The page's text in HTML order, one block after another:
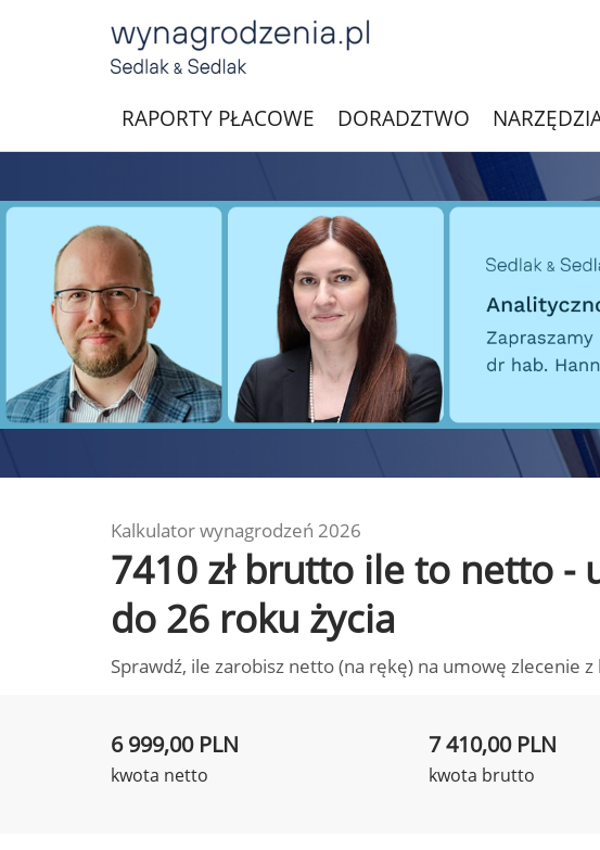
RAPORTY PŁACOWE DORADZTWO
Kalkulator wynagrodzeń 2026
7410 zł brutto ile to netto
do 26 roku życia
Sprawdź, ile zarobisz netto (na rękę) na umowę zlecenie
6 999,00 PLN
kwota netto
7 410,00 PLN
kwota brutto